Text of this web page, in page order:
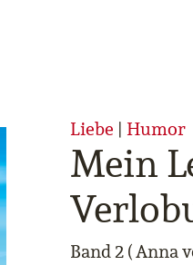
Mein
Band 2 ( Anna
Liebe | Humor